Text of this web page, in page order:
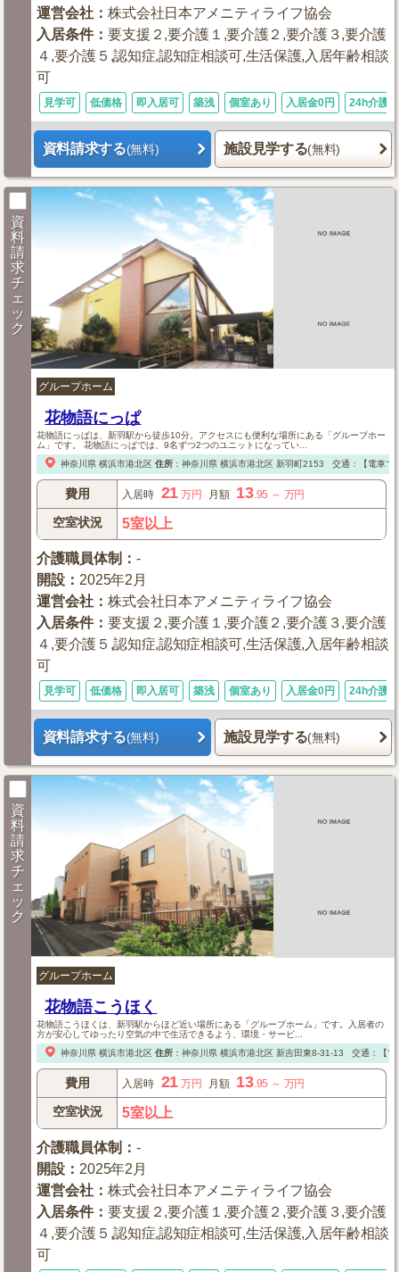
運営会社 ：株式会社日本アメニティライフ協会
入居条件：要支援２,要介護１,要介護２,要介護３,要介護
４,要介護５,認知症,認知症相談可,生活保護,入居年齢相談
可
見学可 低価格 即入居可 築浅 個室あり 入居金0円 24h介護士
資料請求する(無料) 施設見学する(無料)
資
料
請
求
チ
ェ
ッ
ク
グループホーム
花物語にっぱ
花物語にっぱは、新羽駅から徒歩10分。アクセスにも便利な場所にある「グループホー
ム」です。 花物語にっぱでは、9名ずつ2つのユニットになってい...
神奈川県 横浜市港北区 住所： 神奈川県 横浜市港北区新羽町2153 交通：【電車で
費用 入居時 21 万円 月額 13.95 ～ 万円
空室状況 5室以上
介護職員体制 ：-
開設 ： 2025年2月
運営会社 ：株式会社日本アメニティライフ協会
入居条件：要支援２,要介護１,要介護２,要介護３,要介護
４,要介護５,認知症,認知症相談可,生活保護,入居年齢相談
可
見学可 低価格 即入居可 築浅 個室あり 入居金0円 24h介護士
資料請求する(無料) 施設見学する(無料)
資
料
請
求
チ
ェ
ッ
ク
グループホーム
花物語こうほく
花物語こうほくは、新羽駅からほど近い場所にある「グループホーム」です。入居者の
方が安心してゆったり空気の中で生活できるよう、環境・サービ...
神奈川県 横浜市港北区 住所： 神奈川県 横浜市港北区新吉田東8-31-13 交通：【電
費用 入居時 21 万円 月額 13.95 ～ 万円
空室状況 5室以上
介護職員体制 ：-
開設 ： 2025年2月
運営会社 ：株式会社日本アメニティライフ協会
入居条件：要支援２,要介護１,要介護２,要介護３,要介護
４,要介護５,認知症,認知症相談可,生活保護,入居年齢相談
可